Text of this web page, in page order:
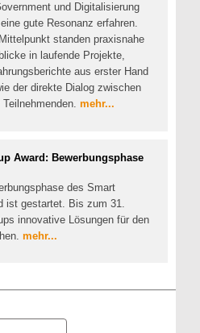
und Digitalisierung
gute Resonanz erfahren.
standen praxisnahe
in laufende Projekte,
aus erster Hand
der direkte Dialog zwischen
Teilnehmenden. mehr...
Award: Bewerbungsphase
des Smart
ist gestartet. Bis zum 31.
innovative Lösungen für den
mehr...